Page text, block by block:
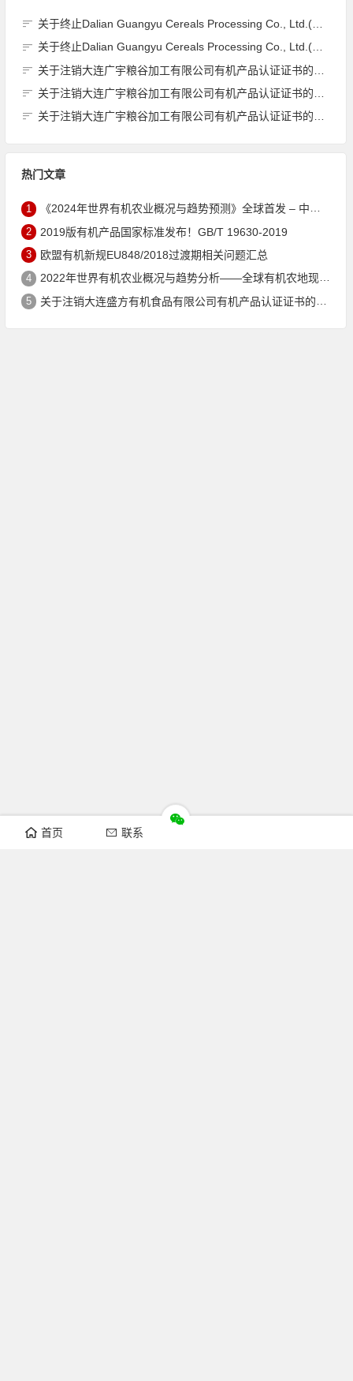
关于终止Dalian Guangyu Cereals Processing Co., Ltd.(大连广宇粮谷加工有限公司)JAS有机产品认证证书的公告
关于终止Dalian Guangyu Cereals Processing Co., Ltd.(大连广宇粮谷加工有限公司)JAS有机产品认证证书的公告
关于注销大连广宇粮谷加工有限公司有机产品认证证书的公告
关于注销大连广宇粮谷加工有限公司有机产品认证证书的公告
关于注销大连广宇粮谷加工有限公司有机产品认证证书的公告
热门文章
1 《2024年世界有机农业概况与趋势预测》全球首发 – 中国有机市场规模跻身世界第三
2 2019版有机产品国家标准发布！GB/T 19630-2019
3 欧盟有机新规EU848/2018过渡期相关问题汇总
4 2022年世界有机农业概况与趋势分析——全球有机农地现状与有机食品（含饮料）市场
5 关于注销大连盛方有机食品有限公司有机产品认证证书的公告
首页 联系